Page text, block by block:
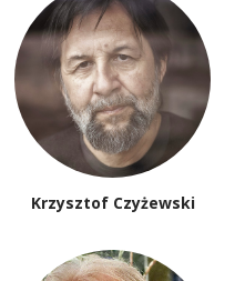
Krzysztof Czyżewski